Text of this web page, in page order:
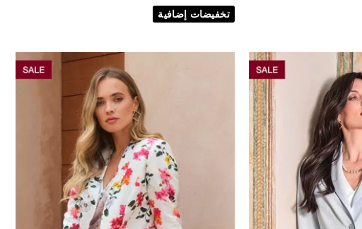
تخفيضات إضافية